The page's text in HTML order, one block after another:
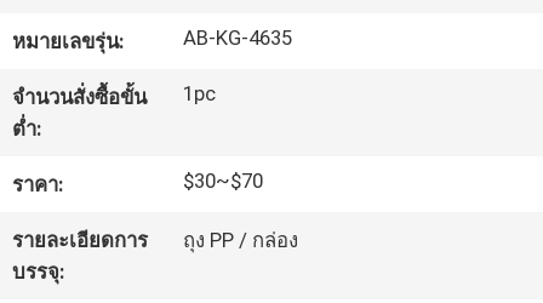
เรา
ทัวร์
โรงงาน
ควบคุม
หมายเลขรุ่น: AB-KG-4635
จำนวนสั่งซื้อขั้น
ต่ำ:
1pc
ราคา: $30~$70
รายละเอียดการ
บรรจุ:
ถุง PP / กล่อง